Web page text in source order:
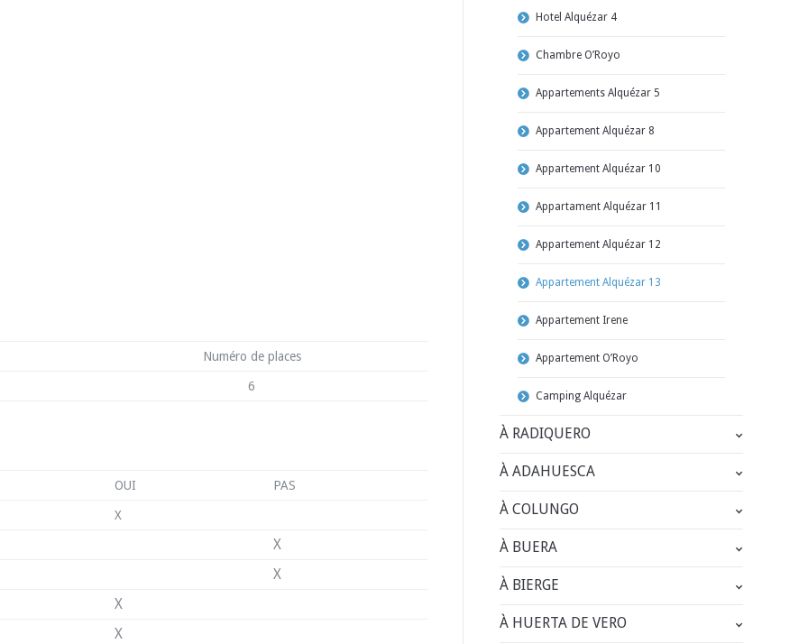
Numéro de places
6
OUI PAS
X
X
X
X
X
Hotel Alquézar 4
Chambre O’Royo
Appartements Alquézar 5
Appartement Alquézar 8
Appartement Alquézar 10
Appartament Alquézar 11
Appartement Alquézar 12
Appartement Alquézar 13
Appartement Irene
Appartement O’Royo
Camping Alquézar
À RADIQUERO
À ADAHUESCA
À COLUNGO
À BUERA
À BIERGE
À HUERTA DE VERO